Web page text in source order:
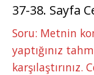
37-38. Sayfa
Soru: Metnin
yaptığınız
karşılaştırınız.